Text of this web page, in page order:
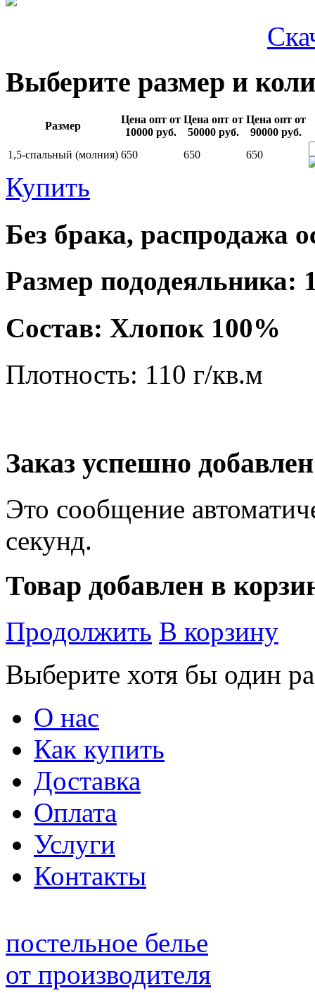
Выберите размер и
Размер
Цена опт от
10000 руб.
Цена опт от
50000 руб.
Цена опт от
90000 руб.
1,5-спальный (молния) 650 650 650
Купить
Без брака, распродажа
Размер пододеяльника:
Состав: Хлопок 100%
Плотность: 110 г/кв.м
Заказ успешно
Это сообщение
секунд.
Товар добавлен в
Продолжить В корзину
Выберите хотя бы один
О нас
Как купить
Доставка
Оплата
Услуги
Контакты
постельное белье
от производителя